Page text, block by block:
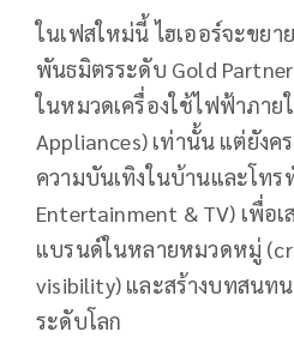
ในเฟสใหม่นี้ ไฮเออร์จะขย
พันธมิตรระดับ Gold
ในหมวดเครื่องใช้ไฟฟ้าภาย
Appliances) เท่านั้น แต่ยัง
ความบันเทิงในบ้านและโทร
Entertainment & TV) เพื่อเ
แบรนด์ในหลายหมวดหมู่
visibility) และสร้างบทสนท
ระดับโลก